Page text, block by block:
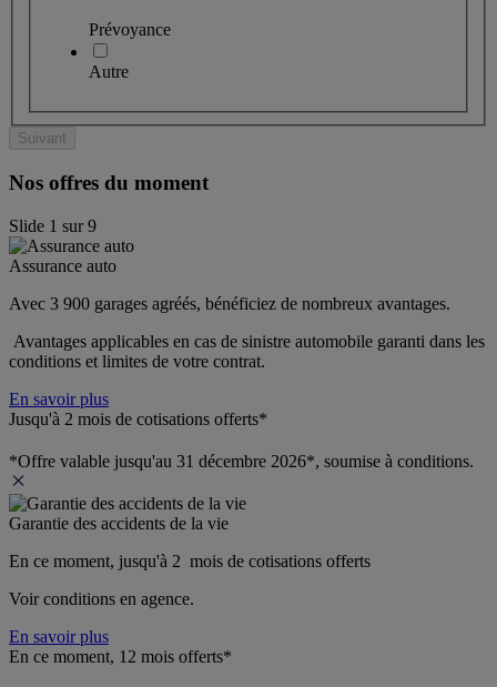
Prévoyance
Autre
Suivant
Nos offres du moment
Slide 1 sur9
Assurance auto
Avec 3 900 garages agréés, bénéficiez de nombreux avantages.
Avantages applicables en cas de sinistre automobile garanti dans les
conditions et limites de votre contrat.
En savoir plus
Jusqu'à 2 mois de cotisations offerts*
*Offre valable jusqu'au 31 décembre 2026*, soumise à conditions.
Garantie des accidents de la vie
En ce moment, jusqu'à 2  mois de cotisations offerts
Voir conditions en agence.
En savoir plus
En ce moment, 12 mois offerts*